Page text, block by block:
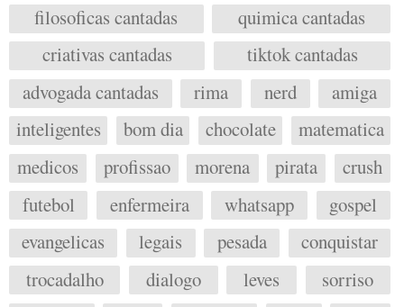
filosoficas cantadas
quimica cantadas
criativas cantadas
tiktok cantadas
advogada cantadas
rima nerd
amiga
inteligentes
bom dia chocolate
matematica
medicos
profissao morena pirata
crush
futebol
enfermeira whatsapp
gospel
evangelicas
legais pesada
conquistar
trocadalho
dialogo leves
sorriso